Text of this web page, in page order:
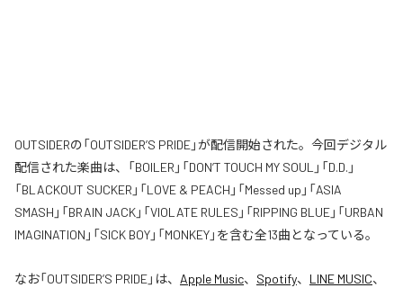
OUTSIDERの「OUTSIDER’S PRIDE」が配信開始された。今回デジタル
配信された楽曲は、「BOILER」「DON’T TOUCH MY SOUL」「D.D.」
「BLACKOUT SUCKER」「LOVE & PEACH」「Messed up」「ASIA
SMASH」「BRAIN JACK」「VIOLATE RULES」「RIPPING BLUE」「URBAN
IMAGINATION」「SICK BOY」「MONKEY」を含む全13曲となっている。
なお「OUTSIDER’S PRIDE」は、 Apple Music、 Spotify、 LINE MUSIC、